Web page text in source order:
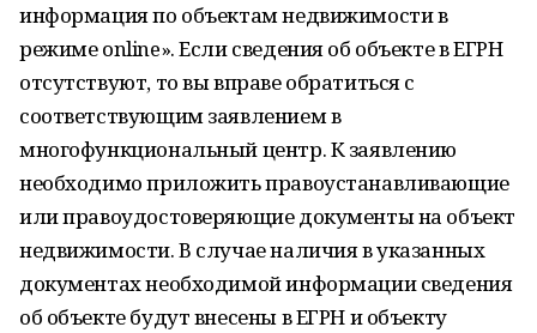
информация по объектам недвижимости в
режиме online». Если сведения об объекте в ЕГРН
отсутствуют, то вы вправе обратиться с
соответствующим заявлением в
многофункциональный центр. К заявлению
необходимо приложить правоустанавливающие
или правоудостоверяющие документы на объект
недвижимости. В случае наличия в указанных
документах необходимой информации сведения
об объекте будут внесены в ЕГРН и объекту